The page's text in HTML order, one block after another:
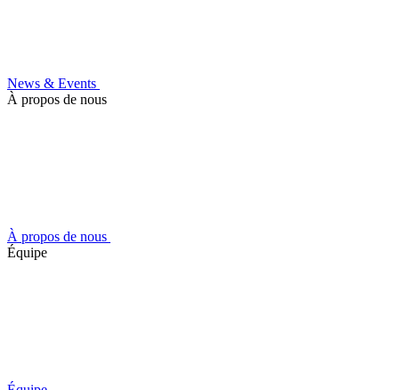
News & Events
À propos de nous
À propos de nous
Équipe